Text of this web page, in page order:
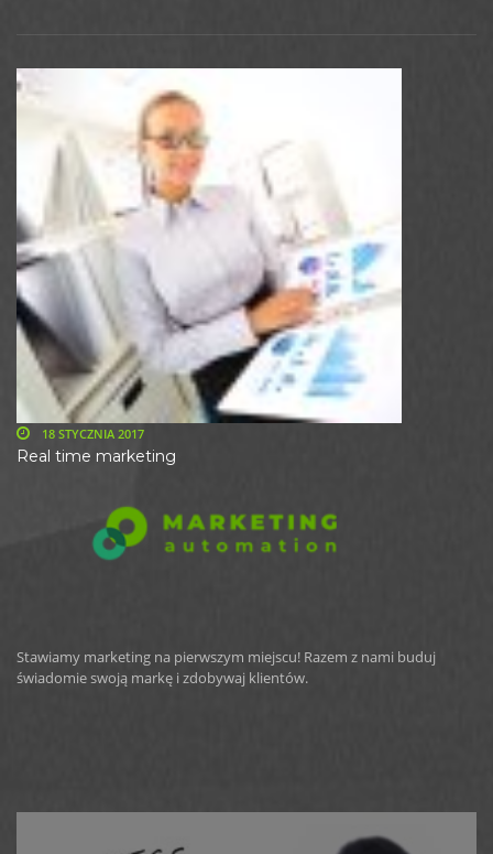
Real time marketing
18 STYCZNIA 2017
Stawiamy marketing na pierwszym miejscu! Razem z nami buduj
świadomie swoją markę i zdobywaj klientów.